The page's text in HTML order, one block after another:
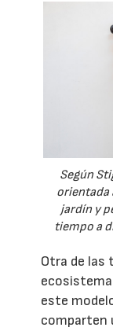
Según
orientada
jardín y
tiempo a
Otra de las
este
comparten